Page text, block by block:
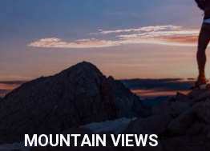
MOUNTAIN VIEWS